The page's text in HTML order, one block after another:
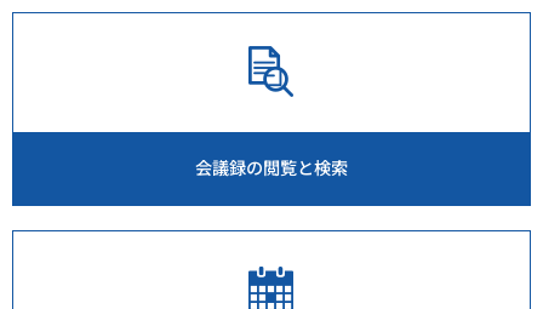
会議録の閲覧と検索